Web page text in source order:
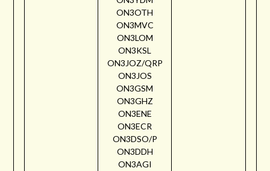
ON3OTH
ON3MVC
ON3LOM
ON3KSL
ON3JOZ/QRP
ON3JOS
ON3GSM
ON3GHZ
ON3ENE
ON3ECR
ON3DSO/P
ON3DDH
ON3AGI